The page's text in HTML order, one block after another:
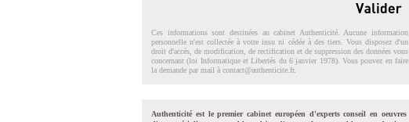
Ces informations sont destinées au cabinet Authenticité. Aucune information
personnelle n'est collectée à votre insu ni cédée à des tiers. Vous disposez d'un
droit d'accés, de modification, de rectification et de suppression des données vous
concernant (loi Informatique et Libertés du 6 janvier 1978). Vous pouvez en faire
la demande par mail à contact@authenticite.fr.
Authenticité est le premier cabinet européen d'experts conseil en oeuvres